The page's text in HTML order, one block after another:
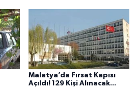
Malatya’da Fırsat Kapısı
Açıldı! 129 Kişi Alınacak...